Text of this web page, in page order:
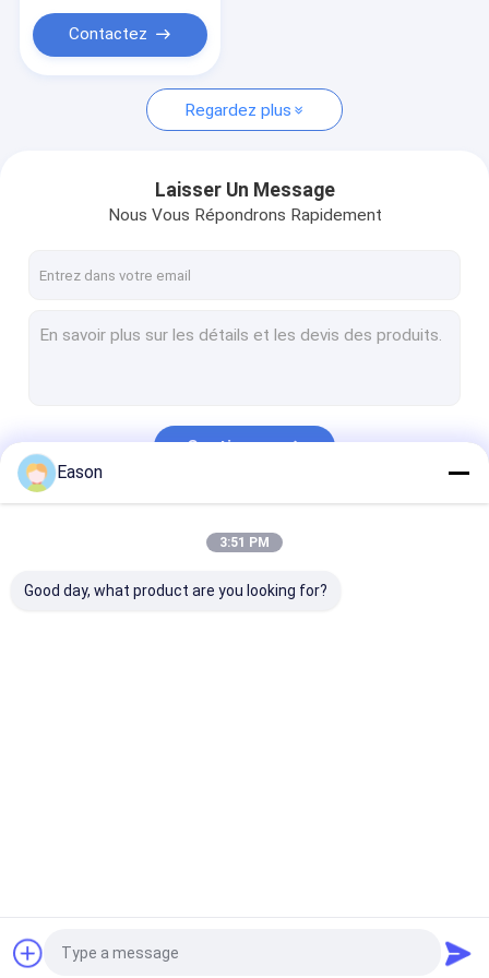
Contactez
Regardez plus
Laisser Un Message
Nous Vous Répondrons Rapidement
Continuer
Eason
3:51 PM
Good day, what product are you looking for?